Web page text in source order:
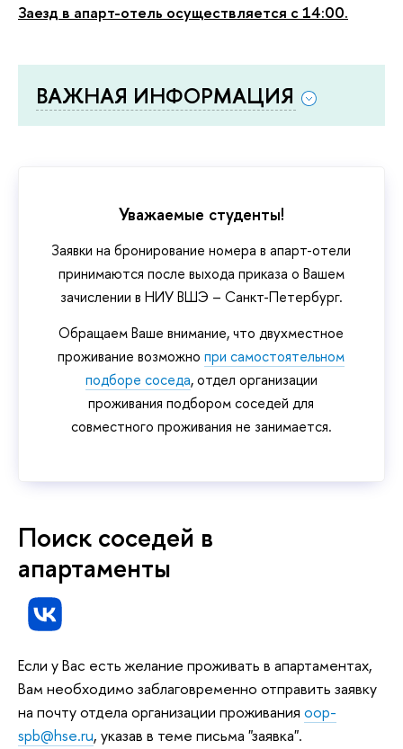
Заезд в апарт-отель осуществляется с 14:00.
ВАЖНАЯ ИНФОРМАЦИЯ
Уважаемые студенты!
Заявки на бронирование номера в апарт-отели
принимаются после выхода приказа о Вашем
зачислении в НИУ ВШЭ – Санкт-Петербург.
Обращаем Ваше внимание, что двухместное
проживание возможнопри самостоятельном
подборе соседа, отдел организации
проживания подбором соседей для
совместного проживания не занимается.
Поиск соседей в
апартаменты
Если у Вас есть желание проживать в апартаментах,
Вам необходимо заблаговременно отправить заявку
на почту отдела организации проживания oop-
spb@hse.ru, указав в теме письма "заявка".